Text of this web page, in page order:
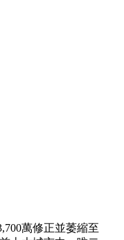
萬修正並萎縮至